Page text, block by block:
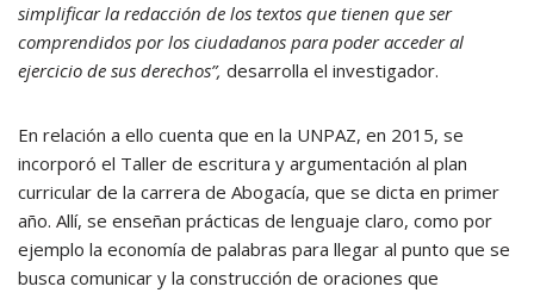
simplificar la redacción de los textos que tienen que ser
comprendidos por los ciudadanos para poder acceder al
ejercicio de sus derechos”, desarrolla el investigador.
En relación a ello cuenta que en la UNPAZ, en 2015, se
incorporó el Taller de escritura y argumentación al plan
curricular de la carrera de Abogacía, que se dicta en primer
año. Allí, se enseñan prácticas de lenguaje claro, como por
ejemplo la economía de palabras para llegar al punto que se
busca comunicar y la construcción de oraciones que